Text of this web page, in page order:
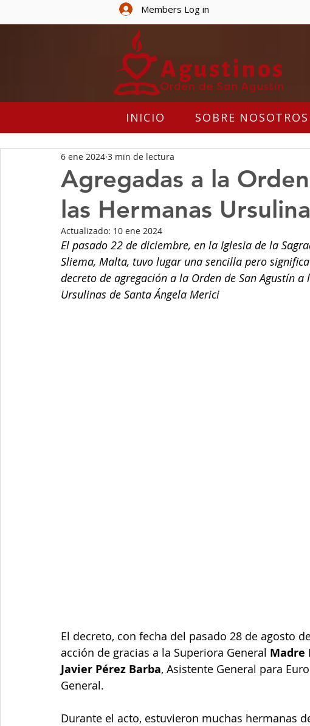
Members Log in
INICIO SOBRE NOSOTROS
Agregadas a la
las Hermanas
6 ene 2024 3 min de lectura
Actualizado: 10 ene 2024
El pasado 22 de diciembre, en la Iglesia de la
Sliema, Malta, tuvo lugar una sencilla pero
decreto de agregación a la Orden de San Agustín
Ursulinas de Santa Ángela Merici
El decreto, con fecha del pasado 28 de agosto
acción de gracias a la Superiora General Madre
Javier Pérez Barba, Asistente General para
General.
Durante el acto, estuvieron muchas hermanas